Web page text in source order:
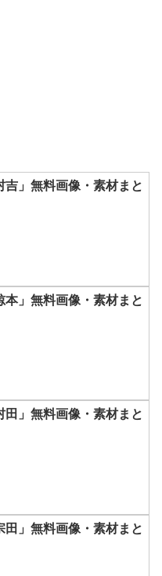
吉」無料画像・素材まと
本」無料画像・素材まと
田」無料画像・素材まと
田」無料画像・素材まと